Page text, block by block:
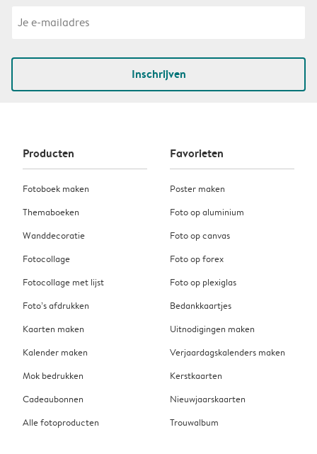
Inschrijven
Producten
Fotoboek maken
Themaboeken
Wanddecoratie
Fotocollage
Fotocollage met lijst
Foto’s afdrukken
Kaarten maken
Kalender maken
Mok bedrukken
Cadeaubonnen
Alle fotoproducten
Favorieten
Poster maken
Foto op aluminium
Foto op canvas
Foto op forex
Foto op plexiglas
Bedankkaartjes
Uitnodigingen maken
Verjaardagskalenders maken
Kerstkaarten
Nieuwjaarskaarten
Trouwalbum